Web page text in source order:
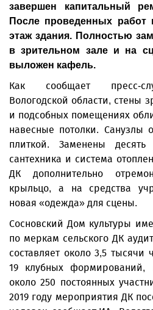
завершен капитальный
После проведенных работ
этаж здания. Полностью
в зрительном зале и на
выложен кафель.
Как сообщает пресс-
Вологодской области, стены
и подсобных помещениях
навесные потолки. Санузлы
плиткой. Заменены
сантехника и система
ДК дополнительно
крыльцо, а на средства
новая «одежда» для сцены.
Сосновский Дом культуры
по меркам сельского ДК
составляет около 3,5 тысячи
19 клубных формирований,
около 250 постоянных
2019 году мероприятия ДК